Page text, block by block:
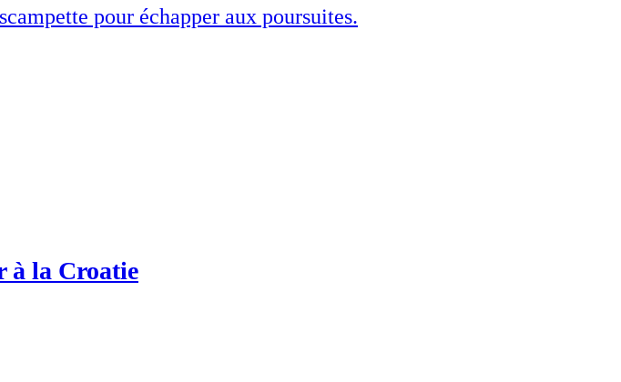
pour échapper aux poursuites.
à la Croatie